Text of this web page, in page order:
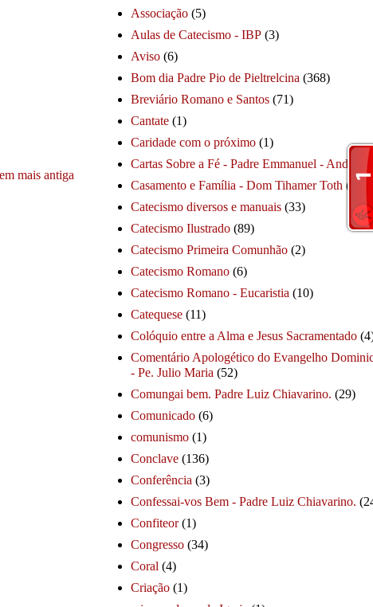
mais antiga
Associação (5)
Aulas de Catecismo - IBP (3)
Aviso (6)
Bom dia Padre Pio de Pieltrelcina (368)
Breviário Romano e Santos (71)
Cantate (1)
Caridade com o próximo (1)
Cartas Sobre a Fé - Padre Emmanuel - André
Casamento e Família - Dom Tihamer Toth (115)
Catecismo diversos e manuais (33)
Catecismo Ilustrado (89)
Catecismo Primeira Comunhão (2)
Catecismo Romano (6)
Catecismo Romano - Eucaristia (10)
Catequese (11)
Colóquio entre a Alma e Jesus Sacramentado
Comentário Apologético do Evangelho
- Pe. Julio Maria (52)
Comungai bem. Padre Luiz Chiavarino. (29)
Comunicado (6)
comunismo (1)
Conclave (136)
Conferência (3)
Confessai-vos Bem - Padre Luiz Chiavarino.
Confiteor (1)
Congresso (34)
Coral (4)
Criação (1)